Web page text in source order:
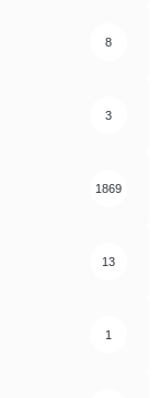
8
3
1869
13
1